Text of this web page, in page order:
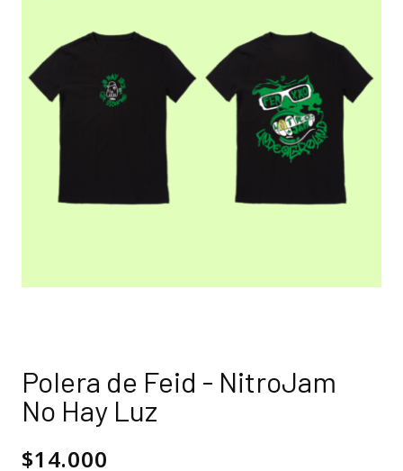
Polera de Feid - NitroJam
No Hay Luz
$14.000